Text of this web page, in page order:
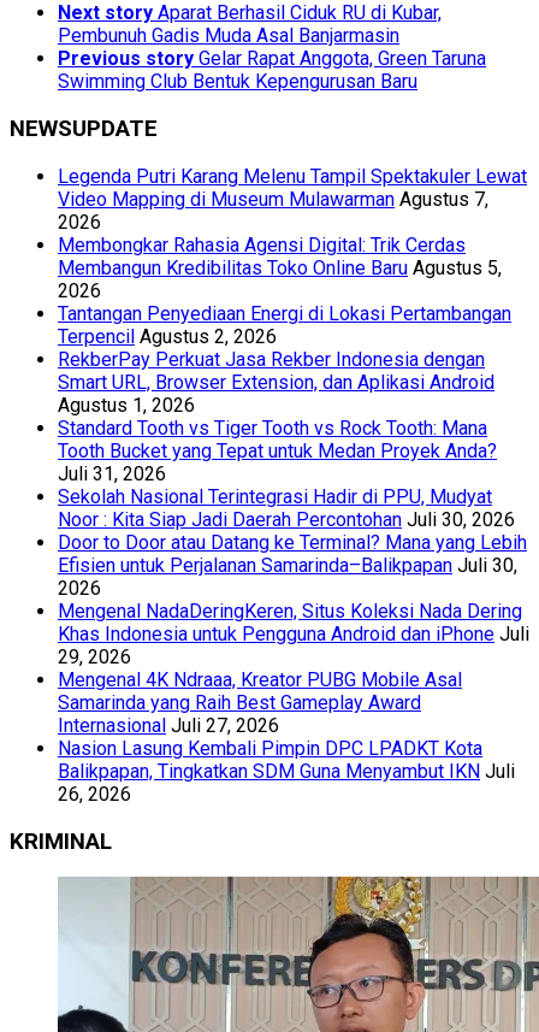
Next story Aparat Berhasil Ciduk RU di Kubar,
Pembunuh Gadis Muda Asal Banjarmasin
Previous story Gelar Rapat Anggota, Green Taruna
Swimming Club Bentuk Kepengurusan Baru
NEWSUPDATE
Legenda Putri Karang Melenu Tampil Spektakuler Lewat
Video Mapping di Museum Mulawarman Agustus 7,
2026
Membongkar Rahasia Agensi Digital: Trik Cerdas
Membangun Kredibilitas Toko Online Baru Agustus 5,
2026
Tantangan Penyediaan Energi di Lokasi Pertambangan
Terpencil Agustus 2, 2026
RekberPay Perkuat Jasa Rekber Indonesia dengan
Smart URL, Browser Extension, dan Aplikasi Android
Agustus 1, 2026
Standard Tooth vs Tiger Tooth vs Rock Tooth: Mana
Tooth Bucket yang Tepat untuk Medan Proyek Anda?
Juli 31, 2026
Sekolah Nasional Terintegrasi Hadir di PPU, Mudyat
Noor : Kita Siap Jadi Daerah Percontohan Juli 30, 2026
Door to Door atau Datang ke Terminal? Mana yang Lebih
Efisien untuk Perjalanan Samarinda–Balikpapan Juli 30,
2026
Mengenal NadaDeringKeren, Situs Koleksi Nada Dering
Khas Indonesia untuk Pengguna Android dan iPhone Juli
29, 2026
Mengenal 4K Ndraaa, Kreator PUBG Mobile Asal
Samarinda yang Raih Best Gameplay Award
Internasional Juli 27, 2026
Nasion Lasung Kembali Pimpin DPC LPADKT Kota
Balikpapan, Tingkatkan SDM Guna Menyambut IKN Juli
26, 2026
KRIMINAL